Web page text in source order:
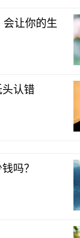
会让你的生
认错
吗？